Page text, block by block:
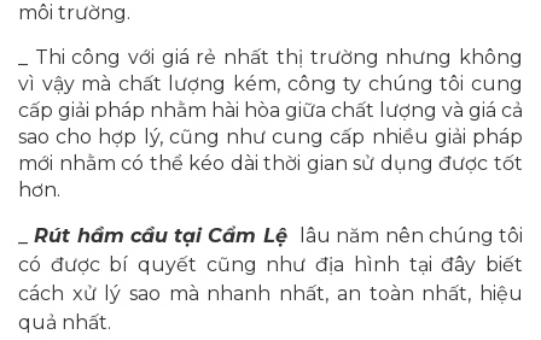
môi trường.
_ Thi công với giá rẻ nhất thị trường nhưng không
vì vậy mà chất lượng kém, công ty chúng tôi cung
cấp giải pháp nhằm hài hòa giữa chất lượng và giá cả
sao cho hợp lý, cũng như cung cấp nhiều giải pháp
mới nhằm có thể kéo dài thời gian sử dụng được tốt
hơn.
_Rút hầm cầu tại Cẩm Lệ
lâu năm nên chúng tôi
có được bí quyết cũng như địa hình tại đây biết
cách xử lý sao mà nhanh nhất, an toàn nhất, hiệu
quả nhất.